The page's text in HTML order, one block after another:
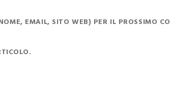
EMAIL, SITO WEB) PER IL PROSSIMO